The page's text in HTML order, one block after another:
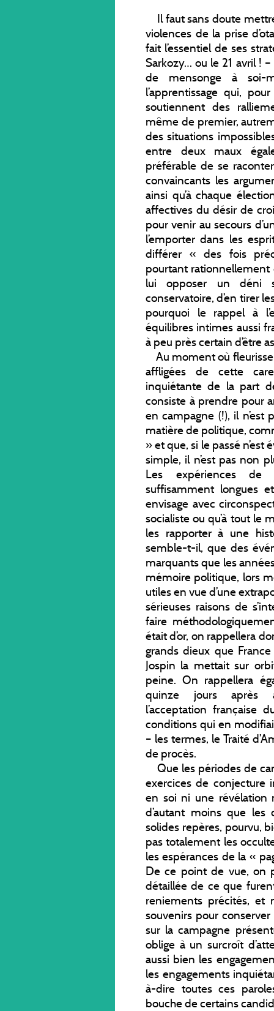
Il faut sans doute
violences de la prise
fait l’essentiel de ses
Sarkozy… ou le 21 avril !
de mensonge à soi-
l’apprentissage qui,
soutiennent des
même de premier,
des situations
entre deux maux
préférable de se
convaincants les
ainsi qu’à chaque
affectives du désir de
pour venir au secours
l’emporter dans les
différer « des fois
pourtant rationnellement
lui opposer un déni
conservatoire, d’en tirer
pourquoi le rappel à
équilibres intimes aussi
à peu près certain d’être
Au moment où
affligées de cette
inquiétante de la part
consiste à prendre pour
en campagne (!), il n’est
matière de politique,
» et que, si le passé
simple, il n’est pas non
Les expériences de
suffisamment longues
envisage avec
socialiste ou qu’à tout le
les rapporter à une
semble-t-il, que des
marquants que les
mémoire politique, lors
utiles en vue d’une
sérieuses raisons de
faire
était d’or, on rappellera
grands dieux que
Jospin la mettait sur
peine. On rappellera
quinze jours après
l’acceptation française
conditions qui en
– les termes, le Traité
de procès.
Que les périodes de
exercices de conjecture
en soi ni une révélation
d’autant moins que les
solides repères, pourvu,
pas totalement les
les espérances de la «
De ce point de vue, on
détaillée de ce que
reniements précités, et
souvenirs pour
sur la campagne
oblige à un surcroît
aussi bien les
les engagements
à-dire toutes ces
bouche de certains